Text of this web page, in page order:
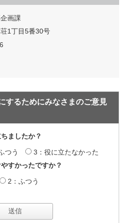
画課
1丁目5番30号
するためにみなさまのご意見
ましたか？
つう
3：役に立たなかった
すかったですか？
2：ふつう